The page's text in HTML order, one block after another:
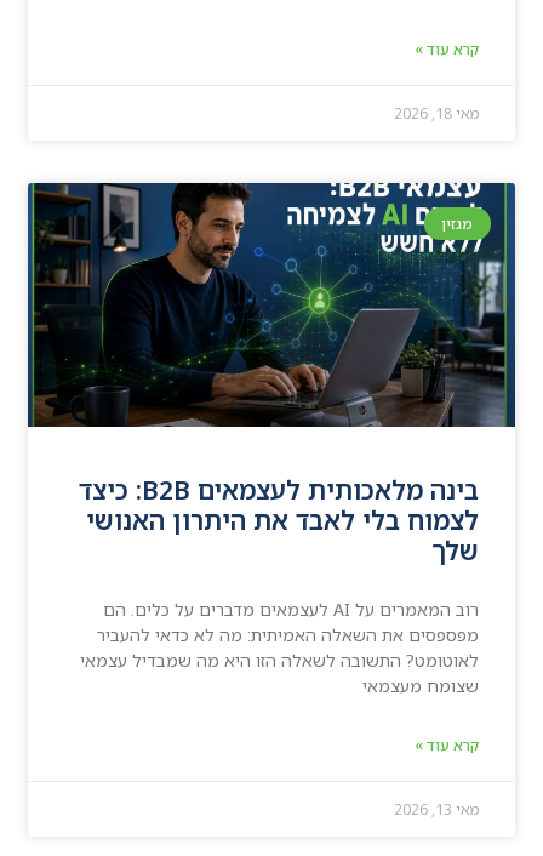
קרא עוד »
מאי 18, 2026
מגזין
בינה מלאכותית לעצמאים B2B: כיצד
לצמוח בלי לאבד את היתרון האנושי
שלך
רוב המאמרים על AI לעצמאים מדברים על כלים. הם
מפספסים את השאלה האמיתית: מה לא כדאי להעביר
לאוטומט? התשובה לשאלה הזו היא מה שמבדיל עצמאי
שצומח מעצמאי
קרא עוד »
מאי 13, 2026